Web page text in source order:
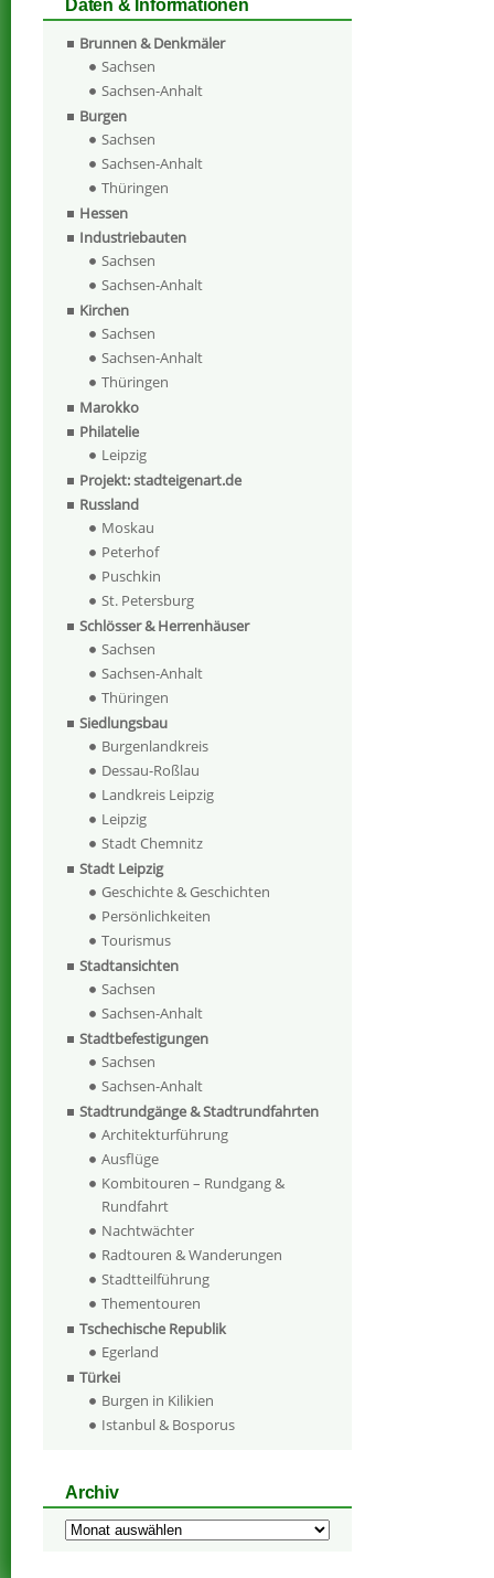
Daten & Informationen
Brunnen & Denkmäler
Sachsen
Sachsen-Anhalt
Burgen
Sachsen
Sachsen-Anhalt
Thüringen
Hessen
Industriebauten
Sachsen
Sachsen-Anhalt
Kirchen
Sachsen
Sachsen-Anhalt
Thüringen
Marokko
Philatelie
Leipzig
Projekt: stadteigenart.de
Russland
Moskau
Peterhof
Puschkin
St. Petersburg
Schlösser & Herrenhäuser
Sachsen
Sachsen-Anhalt
Thüringen
Siedlungsbau
Burgenlandkreis
Dessau-Roßlau
Landkreis Leipzig
Leipzig
Stadt Chemnitz
Stadt Leipzig
Geschichte & Geschichten
Persönlichkeiten
Tourismus
Stadtansichten
Sachsen
Sachsen-Anhalt
Stadtbefestigungen
Sachsen
Sachsen-Anhalt
Stadtrundgänge & Stadtrundfahrten
Architekturführung
Ausflüge
Kombitouren – Rundgang &
Rundfahrt
Nachtwächter
Radtouren & Wanderungen
Stadtteilführung
Thementouren
Tschechische Republik
Egerland
Türkei
Burgen in Kilikien
Istanbul & Bosporus
Archiv
Archiv